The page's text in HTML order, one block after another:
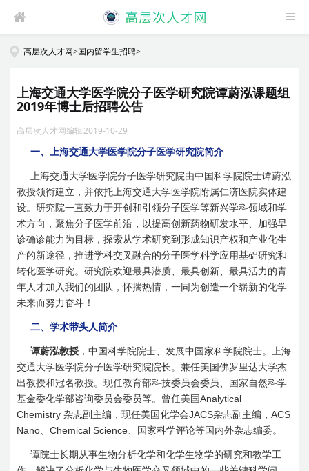
高层次人才网>国内留学生招聘>
上海交通大学医学院分子医学研究院谭蔚泓课题组
2019年博士后招聘公告
高层次人才网编辑2019-10-29
一、上海交通大学医学院分子医学研究院简介
上海交通大学医学院分子医学研究院由中国科学院院士谭蔚泓
教授领衔建立，并依托上海交通大学医学院附属仁济医院实体建
设。研究院一直致力于开创和引领分子医学等新兴学科领域和学
术方向，聚焦分子医学前沿，以提高创新药物研发水平、加强早
诊确诊能力为目标，探索从学术研究到形成知识产权和产业化生
产的新途径，推进学科交叉融合的分子医学科学应用基础研究和
转化医学研究。研究院欢迎最具潜质、最具创新、最具活力的青
年人才加入我们的团队，怀揣热情，一同为创造一个崭新的化学
未来而努力奋斗！
二、学术带头人简介
谭蔚泓教授 ，中国科学院院士、发展中国家科学院院士。上海
交通大学医学院分子医学研究院院长。兼任美国佛罗里达大学杰
出教授和冠名教授。现任教育部科技委员会委员、国家自然科学
基金委化学部咨询委员会委员等。曾任美国Analytical
Chemistry杂志副主编，现任美国化学会JACS杂志副主编，ACS
Nano 、Chemical Science 、国家科学评论等国内外杂志编委。
谭院士长期从事生物分析化学和化学生物学的研究和教学工